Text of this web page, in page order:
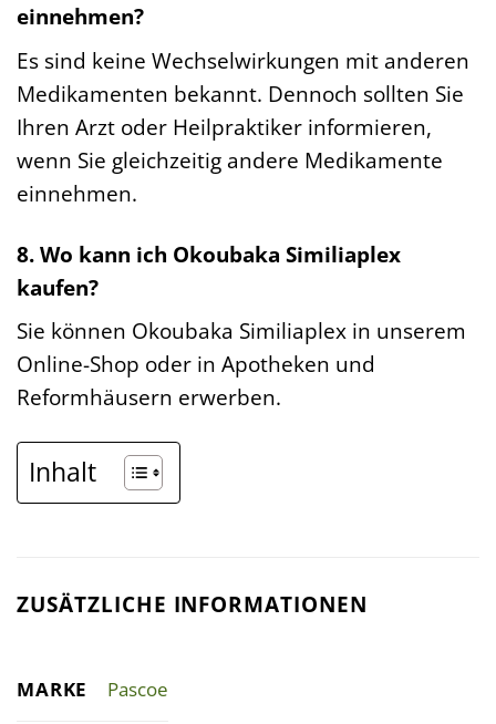
einnehmen?
Es sind keine Wechselwirkungen mit anderen
Medikamenten bekannt. Dennoch sollten Sie
Ihren Arzt oder Heilpraktiker informieren,
wenn Sie gleichzeitig andere Medikamente
einnehmen.
8. Wo kann ich Okoubaka Similiaplex
kaufen?
Sie können Okoubaka Similiaplex in unserem
Online-Shop oder in Apotheken und
Reformhäusern erwerben.
Inhalt
ZUSÄTZLICHE INFORMATIONEN
MARKE Pascoe